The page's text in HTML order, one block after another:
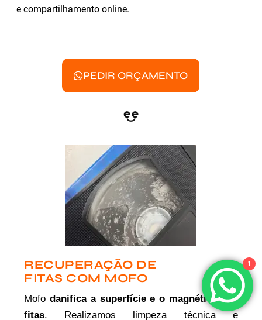
e compartilhamento online.
PEDIR ORÇAMENTO
RECUPERAÇÃO DE
FITAS COM MOFO
Mofodanifica a superfície e o magnético das
fitas. Realizamos limpeza técnica e
1